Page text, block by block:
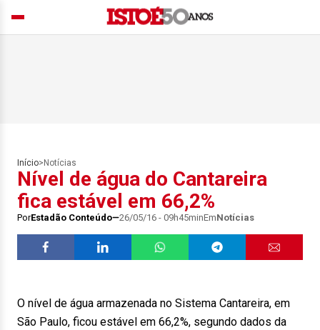
Início> Notícias
Nível de água do Cantareira
fica estável em 66,2%
PorEstadão Conteúdo 26/05/16 - 09h45minEmNotícias
O nível de água armazenada no Sistema Cantareira, em
São Paulo, ficou estável em 66,2%, segundo dados da